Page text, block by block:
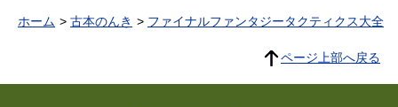
ホーム 古本のんき ファイナルファンタジータクティクス大全
ページ上部へ戻る